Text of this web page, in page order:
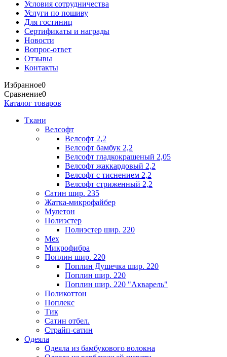
Условия сотрудничества
Услуги по пошиву
Для гостиниц
Сертификаты и награды
Новости
Вопрос-ответ
Отзывы
Контакты
Избранное0
Сравнение0
Каталог товаров
Ткани
Велсофт
Велсофт 2,2
Велсофт бамбук 2,2
Велсофт гладкокрашеный 2,05
Велсофт жаккардовый 2,2
Велсофт с тиснением 2,2
Велсофт стриженный 2,2
Сатин шир. 235
Жатка-микрофайбер
Мулетон
Полиэстер
Полиэстер шир. 220
Мех
Микрофибра
Поплин шир. 220
Поплин Душечка шир. 220
Поплин шир. 220
Поплин шир. 220 "Акварель"
Поликоттон
Поплекс
Тик
Сатин отбел.
Страйп-сатин
Одеяла
Одеяла из бамбукового волокна